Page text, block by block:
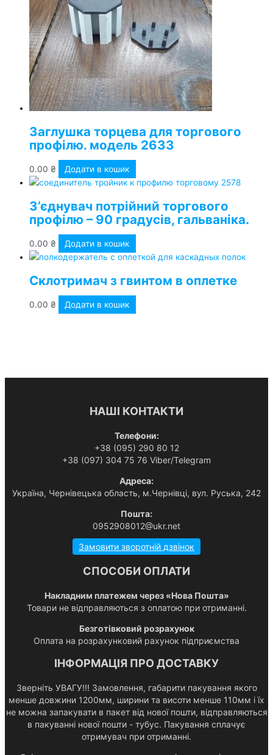
Заглушка торцева для торгового
профілю. модель 2633
0.00 ₴ Додати в кошик
З’єднувач потрійний торгового
профілю – 90 градусів, гальваніка.
0.00 ₴ Додати в кошик
Склотримач з гвинтом в оплетке
0.00 ₴ Додати в кошик
НАШІ КОНТАКТИ
Телефони:
+38 (095) 290 80 12
+38 (097) 304 75 76 Viber/Telegram
Адреса:
Українa, Чернівецька область, м.Чернівці, вул. Руська, 242
Пошта:
0952908012@ukr.net
Замовити зворотній дзвінок
СПОСОБИ ОПЛАТИ
Накладним платежем через «Нова Пошта»
Товари не відправляються з оплатою при отриманні.
Безготівковий розрахунок
Оплата на розрахунковий рахунок підприємства
ІНФОРМАЦІЯ ПРО ДОСТАВКУ
Зверніть УВАГУ!!! Замовлення, габарити пакування якого
менше довжини 1200мм, ширини та висоти менше 110мм і їх
не можна запакувати в пакет від нової пошти, відправляються
в пакуванні нової пошти - тубус. Пакування сплачує
отримувач при отриманні.